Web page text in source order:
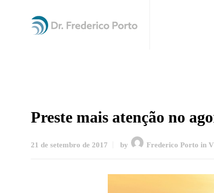
Preste mais atenção no
21 de setembro de 2017 by Frederico Porto in